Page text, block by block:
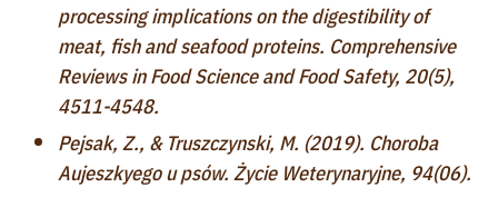
processing implications on the digestibility of
meat, fish and seafood proteins. Comprehensive
Reviews in Food Science and Food Safety, 20(5),
4511-4548.
Pejsak, Z., & Truszczynski, M. (2019). Choroba
Aujeszkyego u psów. Życie Weterynaryjne, 94(06).